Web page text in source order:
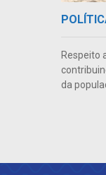
Respeito
da